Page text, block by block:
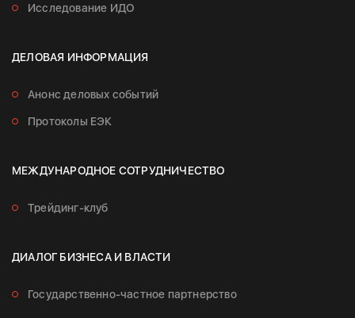
Исследование ИДО
ДЕЛОВАЯ ИНФОРМАЦИЯ
Анонс деловых событий
Протоколы ЕЭК
МЕЖДУНАРОДНОЕ СОТРУДНИЧЕСТВО
Трейдинг-клуб
ДИАЛОГ БИЗНЕСА И ВЛАСТИ
Государственно-частное партнерство